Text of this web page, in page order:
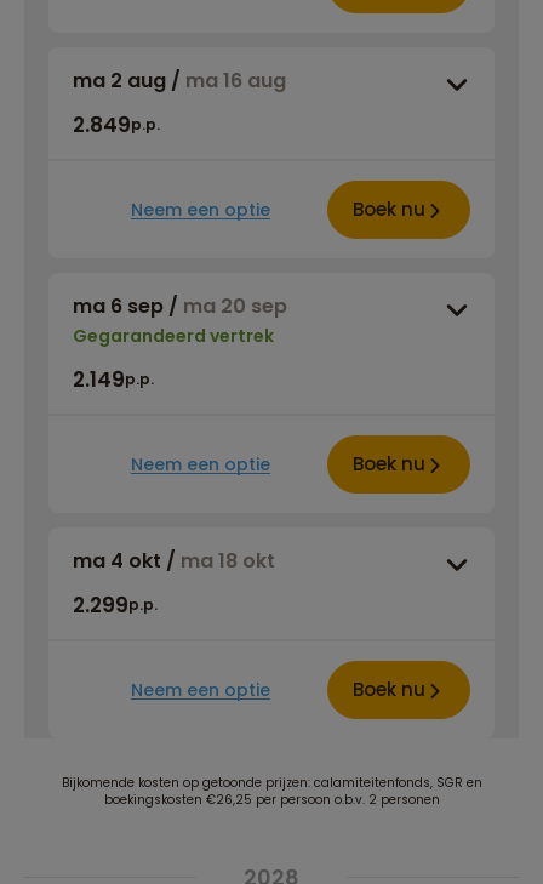
ma 2 aug / ma 16 aug
2.849p.p.
Neem een optie Boek nu
ma 6 sep / ma 20 sep
Gegarandeerd vertrek
2.149p.p.
Neem een optie Boek nu
ma 4 okt / ma 18 okt
2.299p.p.
Neem een optie Boek nu
Bijkomende kosten op getoonde prijzen: calamiteitenfonds, SGR en
boekingskosten €26,25 per persoon o.b.v. 2 personen
2028